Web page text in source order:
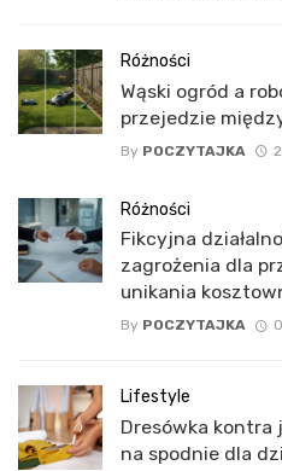
Różności
Wąski ogród a
przejedzie
By POCZYTAJKA
Różności
Fikcyjna
zagrożenia dla
unikania
By POCZYTAJKA
Lifestyle
Dresówka kontra
na spodnie dla